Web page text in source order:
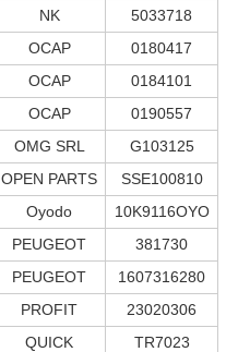
NK
5033718
OCAP
0180417
OCAP
0184101
OCAP
0190557
OMG SRL
G103125
OPEN PARTS
SSE100810
Oyodo
10K9116OYO
PEUGEOT
381730
PEUGEOT
1607316280
PROFIT
23020306
QUICK
TR7023